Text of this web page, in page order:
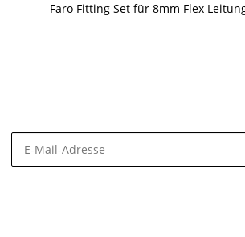
Faro Fitting Set für 8mm Flex